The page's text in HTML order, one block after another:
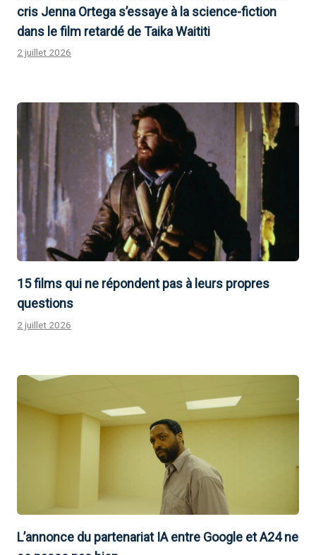
cris Jenna Ortega s’essaye à la science-fiction
dans le film retardé de Taika Waititi
2 juillet 2026
15 films qui ne répondent pas à leurs propres
questions
2 juillet 2026
L’annonce du partenariat IA entre Google et A24 ne